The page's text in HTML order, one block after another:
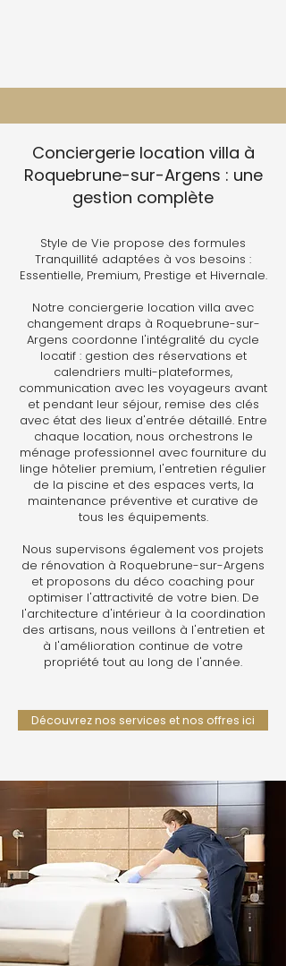
Conciergerie location villa à
Roquebrune-sur-Argens : une
gestion complète
Style de Vie propose des formules
Tranquillité adaptées à vos besoins :
Essentielle, Premium, Prestige et Hivernale.
Notre conciergerie location villa avec
changement draps à Roquebrune-sur-
Argens coordonne l'intégralité du cycle
locatif : gestion des réservations et
calendriers multi-plateformes,
communication avec les voyageurs avant
et pendant leur séjour, remise des clés
avec état des lieux d'entrée détaillé. Entre
chaque location, nous orchestrons le
ménage professionnel avec fourniture du
linge hôtelier premium, l'entretien régulier
de la piscine et des espaces verts, la
maintenance préventive et curative de
tous les équipements.
Nous supervisons également vos projets
de rénovation à Roquebrune-sur-Argens
et proposons du déco coaching pour
optimiser l'attractivité de votre bien. De
l'architecture d'intérieur à la coordination
des artisans, nous veillons à l'entretien et
à l'amélioration continue de votre
propriété tout au long de l'année.
Découvrez nos services et nos offres ici